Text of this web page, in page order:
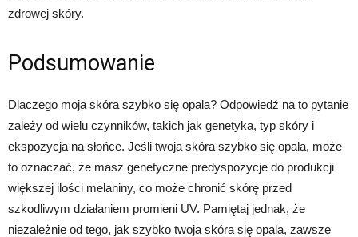
zdrowej skóry.
Podsumowanie
Dlaczego moja skóra szybko się opala? Odpowiedź na to pytanie
zależy od wielu czynników, takich jak genetyka, typ skóry i
ekspozycja na słońce. Jeśli twoja skóra szybko się opala, może
to oznaczać, że masz genetyczne predyspozycje do produkcji
większej ilości melaniny, co może chronić skórę przed
szkodliwym działaniem promieni UV. Pamiętaj jednak, że
niezależnie od tego, jak szybko twoja skóra się opala, zawsze